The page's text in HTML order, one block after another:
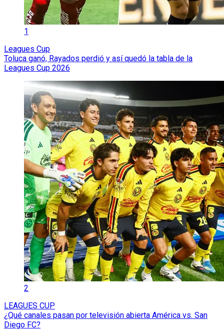
1
Leagues Cup
Toluca ganó, Rayados perdió y así quedó la tabla de la
Leagues Cup 2026
2
LEAGUES CUP
¿Qué canales pasan por televisión abierta América vs. San
Diego FC?